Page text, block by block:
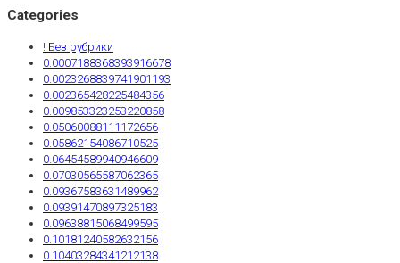
Categories
! Без рубрики
0.0007188368393916678
0.0023268839741901193
0.002365428225484356
0.009853323253220858
0.05060088111172656
0.05862154086710525
0.06454589940946609
0.07030565587062365
0.09367583631489962
0.09391470897325183
0.09638815068499595
0.10181240582632156
0.10403284341212138